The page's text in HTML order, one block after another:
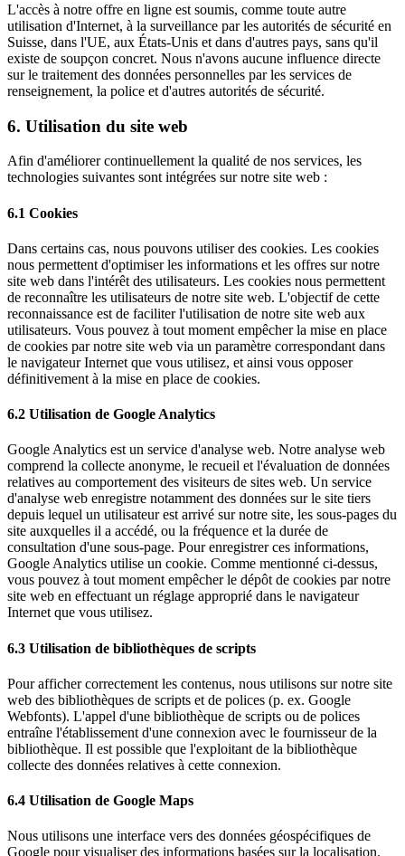
L'accès à notre offre en ligne est soumis, comme toute autre
utilisation d'Internet, à la surveillance par les autorités de sécurité en
Suisse, dans l'UE, aux États-Unis et dans d'autres pays, sans qu'il
existe de soupçon concret. Nous n'avons aucune influence directe
sur le traitement des données personnelles par les services de
renseignement, la police et d'autres autorités de sécurité.
6. Utilisation du site web
Afin d'améliorer continuellement la qualité de nos services, les
technologies suivantes sont intégrées sur notre site web :
6.1 Cookies
Dans certains cas, nous pouvons utiliser des cookies. Les cookies
nous permettent d'optimiser les informations et les offres sur notre
site web dans l'intérêt des utilisateurs. Les cookies nous permettent
de reconnaître les utilisateurs de notre site web. L'objectif de cette
reconnaissance est de faciliter l'utilisation de notre site web aux
utilisateurs. Vous pouvez à tout moment empêcher la mise en place
de cookies par notre site web via un paramètre correspondant dans
le navigateur Internet que vous utilisez, et ainsi vous opposer
définitivement à la mise en place de cookies.
6.2 Utilisation de Google Analytics
Google Analytics est un service d'analyse web. Notre analyse web
comprend la collecte anonyme, le recueil et l'évaluation de données
relatives au comportement des visiteurs de sites web. Un service
d'analyse web enregistre notamment des données sur le site tiers
depuis lequel un utilisateur est arrivé sur notre site, les sous-pages du
site auxquelles il a accédé, ou la fréquence et la durée de
consultation d'une sous-page. Pour enregistrer ces informations,
Google Analytics utilise un cookie. Comme mentionné ci-dessus,
vous pouvez à tout moment empêcher le dépôt de cookies par notre
site web en effectuant un réglage approprié dans le navigateur
Internet que vous utilisez.
6.3 Utilisation de bibliothèques de scripts
Pour afficher correctement les contenus, nous utilisons sur notre site
web des bibliothèques de scripts et de polices (p. ex. Google
Webfonts). L'appel d'une bibliothèque de scripts ou de polices
entraîne l'établissement d'une connexion avec le fournisseur de la
bibliothèque. Il est possible que l'exploitant de la bibliothèque
collecte des données relatives à cette connexion.
6.4 Utilisation de Google Maps
Nous utilisons une interface vers des données géospécifiques de
Google pour visualiser des informations basées sur la localisation.